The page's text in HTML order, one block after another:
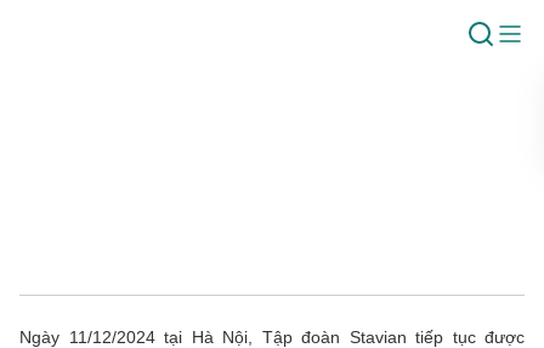
Ngày 11/12/2024 tại Hà Nội, Tập đoàn Stavian tiếp tục được